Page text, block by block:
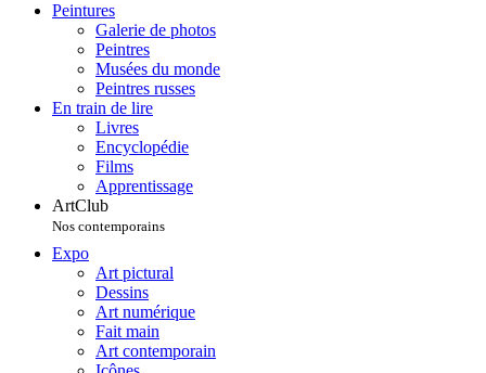
Peintures
Galerie de photos
Peintres
Musées du monde
Peintres russes
En train de lire
Livres
Encyclopédie
Films
Apprentissage
ArtClub
Nos contemporains
Expo
Art pictural
Dessins
Art numérique
Fait main
Art contemporain